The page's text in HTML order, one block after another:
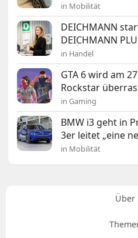
in Mobilität
DEICHMANN
DEICHMANN
in Handel
GTA 6 wird am
Rockstar
in Gaming
BMW i3 geht in
3er leitet „eine
in Mobilität
Über